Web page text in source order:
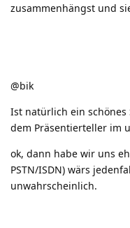
zusammenhängst und
@bik
Ist natürlich ein
dem Präsentierteller im
ok, dann habe wir uns
PSTN/ISDN) wärs
unwahrscheinlich.